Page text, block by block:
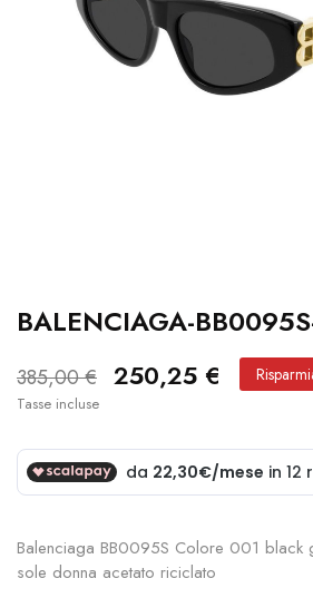
BALENCIAGA-
385,00 € 250,25 €
Tasse incluse
Balenciaga BB0095S Colore 001
sole donna acetato riciclato